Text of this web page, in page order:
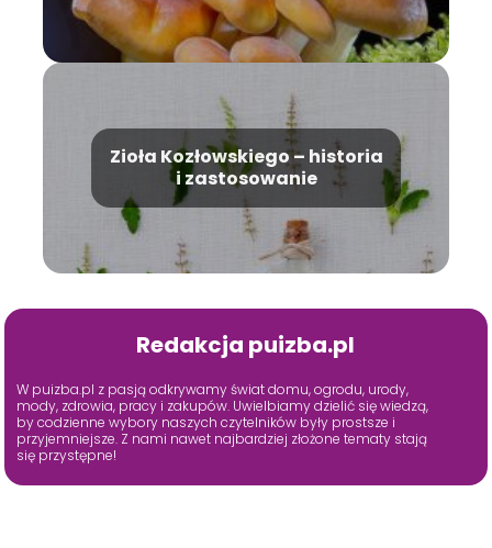
Zioła Kozłowskiego – historia
i zastosowanie
Redakcja puizba.pl
W puizba.pl z pasją odkrywamy świat domu, ogrodu, urody,
mody, zdrowia, pracy i zakupów. Uwielbiamy dzielić się wiedzą,
by codzienne wybory naszych czytelników były prostsze i
przyjemniejsze. Z nami nawet najbardziej złożone tematy stają
się przystępne!